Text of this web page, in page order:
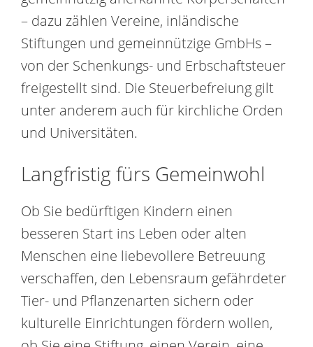
– dazu zählen Vereine, inländische
Stiftungen und gemeinnützige GmbHs –
von der Schenkungs- und Erbschaftsteuer
freigestellt sind. Die Steuerbefreiung gilt
unter anderem auch für kirchliche Orden
und Universitäten.
Langfristig fürs Gemeinwohl
Ob Sie bedürftigen Kindern einen
besseren Start ins Leben oder alten
Menschen eine liebevollere Betreuung
verschaffen, den Lebensraum gefährdeter
Tier- und Pflanzenarten sichern oder
kulturelle Einrichtungen fördern wollen,